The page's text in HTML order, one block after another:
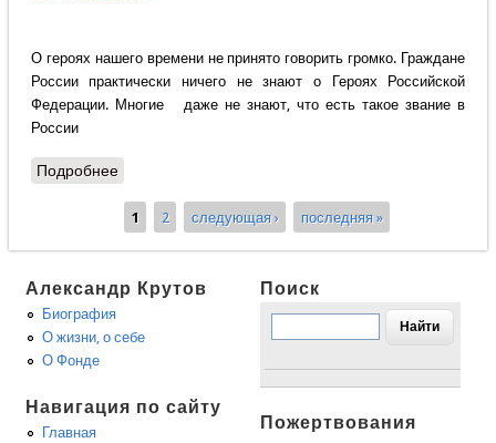
О героях нашего времени не принято говорить громко. Граждане
России практически ничего не знают о Героях Российской
Федерации. Многие даже не знают, что есть такое звание в
России
Подробнеео Вячеслав Бочаров - "Солдатушки, бравы
Страницы
1 2 следующая › последняя »
Александр Крутов
Биография
О жизни, о себе
О Фонде
Навигация по сайту
Главная
Поиск
Пожертвования